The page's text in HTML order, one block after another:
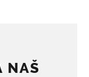
NAŠ